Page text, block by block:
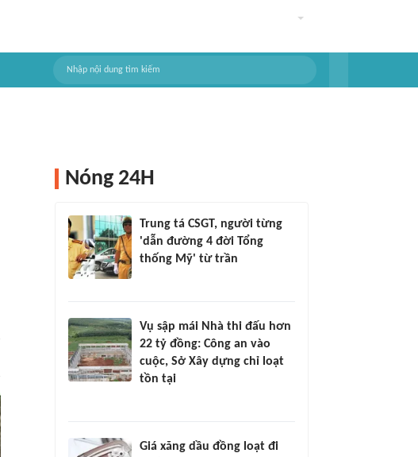
Nóng 24H
Trung tá CSGT, người từng
'dẫn đường 4 đời Tổng
thống Mỹ' từ trần
Vụ sập mái Nhà thi đấu hơn
22 tỷ đồng: Công an vào
cuộc, Sở Xây dựng chỉ loạt
tồn tại
Giá xăng dầu đồng loạt đi